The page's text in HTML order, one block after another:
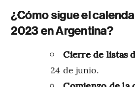
¿Cómo sigue el
2023 en Argentina?
Cierre de listas
24 de junio.